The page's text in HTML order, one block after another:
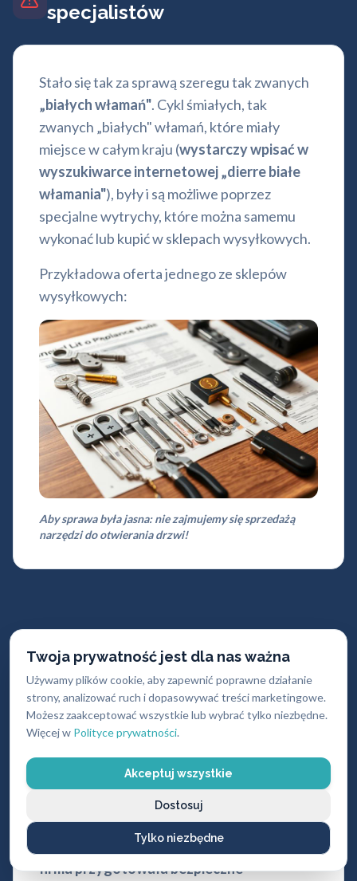
Twoja prywatność jest dla nas ważna
Używamy plików cookie, aby zapewnić poprawne działanie
strony, analizować ruch i dopasowywać treści marketingowe.
Możesz zaakceptować wszystkie lub wybrać tylko niezbędne.
Więcej w Polityce prywatności.
Akceptuj wszystkie
Tylko niezbędne
Dostosuj
specjalistów
Stało się tak za sprawą szeregu tak zwanych
„białych włamań". Cykl śmiałych, tak
zwanych „białych" włamań, które miały
miejsce w całym kraju (wystarczy wpisać w
wyszukiwarce internetowej „dierre białe
włamania"), były i są możliwe poprzez
specjalne wytrychy, które można samemu
wykonać lub kupić w sklepach wysyłkowych.
Przykładowa oferta jednego ze sklepów
wysyłkowych:
Aby sprawa była jasna: nie zajmujemy się sprzedażą
narzędzi do otwierania drzwi!
Masz Dierre na klucz piórowy?
Koniecznie wymień!
„Białe włamanie" podczas Twojej
nieobecności w domu to strata materialna,
ale zastanowiłeś się co może się zdarzyć
podczas Twojej obecności lub w nocy?
firma przygotowała bezpieczne